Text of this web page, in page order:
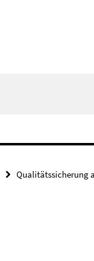
Qualitätssicherung